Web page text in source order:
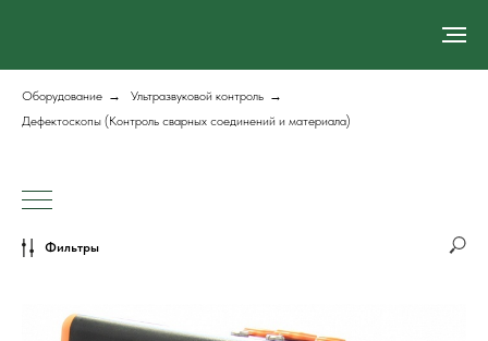
Оборудование → Ультразвуковой контроль →
Дефектоскопы (Контроль сварных соединений и материала)
Фильтры